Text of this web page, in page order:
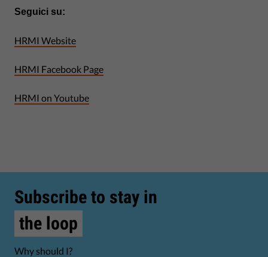
Seguici su:
HRMI Website
HRMI Facebook Page
HRMI on Youtube
Subscribe to stay in
the loop
Why should I?